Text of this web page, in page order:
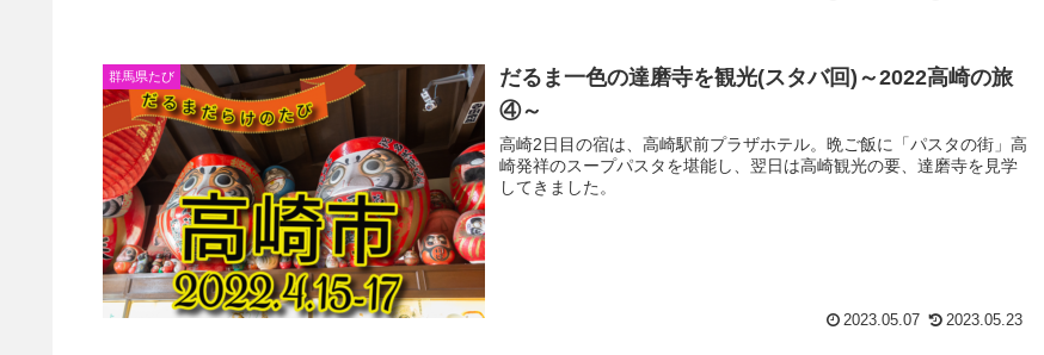
群馬県たび
だるま一色の達磨寺を観光(スタバ回)～2022高崎の旅
④～
高崎2日目の宿は、高崎駅前プラザホテル。晩ご飯に「パスタの街」高
崎発祥のスープパスタを堪能し、翌日は高崎観光の要、達磨寺を見学
してきました。
2023.05.07 2023.05.23